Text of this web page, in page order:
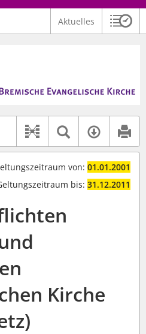
Aktuelles
"Pfarrerausschuss".
Kirche
Dokument-
Textsuche
von: 01.01.2001
bis: 31.12.2011
Kirche